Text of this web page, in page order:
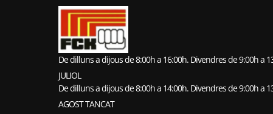
De dilluns a dijous de 8:00h a 16:00h. Divendres de 9:00h a
JULIOL
De dilluns a dijous de 8:00h a 14:00h. Divendres de 9:00h a
AGOST TANCAT